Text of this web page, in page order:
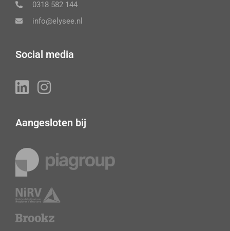
0318 582 144
info@elysee.nl
Social media
Aangesloten bij